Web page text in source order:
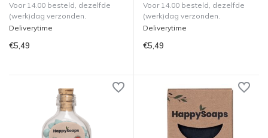
Voor 14.00 besteld, dezelfde
(werk)dag verzonden.
Deliverytime
€5,49
Voor 14.00 besteld, dezelfde
(werk)dag verzonden.
Deliverytime
€5,49